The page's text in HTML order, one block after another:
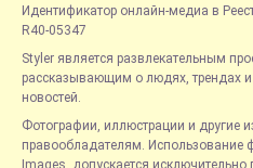
Идентификатор онлайн-медиа в
R40-05347
Styler является развлекательным
рассказывающим о людях, трендах и
новостей.
Фотографии, иллюстрации и другие
правообладателям. Использование
Images, допускается